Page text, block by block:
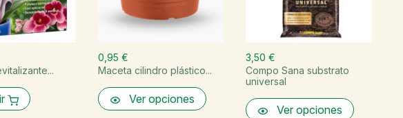
0,95 €
Maceta cilindro plástico...
Ver opciones
3,50 €
Compo Sana substrato
universal
Ver opciones